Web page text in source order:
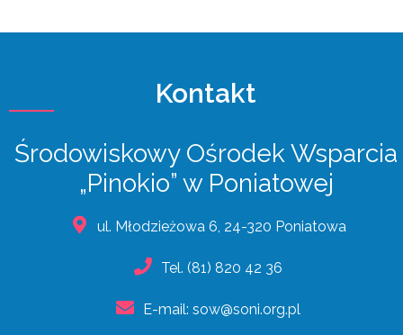
Kontakt
Środowiskowy Ośrodek Wsparcia
„Pinokio” w Poniatowej
ul. Młodzieżowa 6, 24-320 Poniatowa
Tel. (81) 820 42 36
E-mail: sow@soni.org.pl